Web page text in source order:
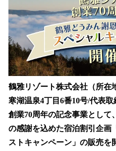
み
込
み
中
で
す
鶴雅リゾート株式会社（所在
寒湖温泉4丁目6番10号/代表取
創業70周年の記念事業として
の感謝を込めた宿泊割引企画
ストキャンペーン」の販売を